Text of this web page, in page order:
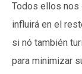
Todos ellos nos
influirá en el
si nó también
para minimizar